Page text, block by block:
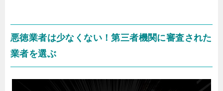
悪徳業者は少なくない！第三者機関に審査された
業者を選ぶ